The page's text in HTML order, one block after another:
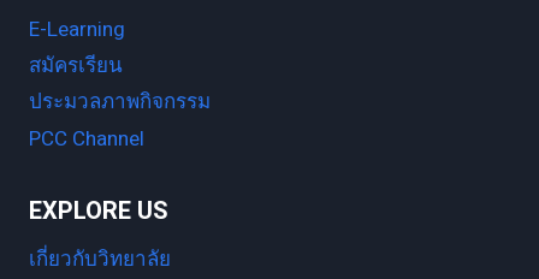
E-Learning
สมัครเรียน
ประมวลภาพกิจกรรม
PCC Channel
EXPLORE US
เกี่ยวกับวิทยาลัย